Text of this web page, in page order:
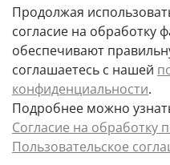
Пользовательское соглашение
Цены товаров и их количество,
Продолжая
согласие на обработку
обеспечивают
соглашаетесь с нашей
конфиденциальности.
Подробнее можно
Согласие на обработку
Пользовательское